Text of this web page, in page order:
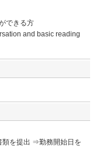
できる方
and basic reading
類を提出 ⇒勤務開始日を